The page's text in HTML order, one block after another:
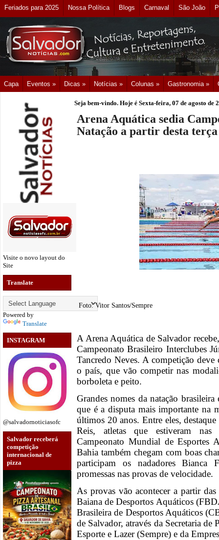
Feriados para 2025 Nossa Política Blogs Carnaval São João
Capa Eventos » Dicas » Notícias » Colunas » Gastronomia »
Visite o novo layout do
Site
Translate
Powered by
Translate
INSTAGRAM
@salvadornoticiasofc
Salvador receberá
competição
internacional de
pizza
Seja bem-vindo. Hoje é Sexta-feira, 07 de agosto de
Arena Aquática sedia
Natação a partir desta
Foto: Vitor Santos/Sempre
A Arena Aquática de Salvador
Campeonato Brasileiro Interclubes
Tancredo Neves. A competição
o país, que vão competir nas
borboleta e peito.
Grandes nomes da natação
que é a disputa mais importante na
últimos 20 anos. Entre eles,
Reis, atletas que estiveram nas
Campeonato Mundial de Esportes
Bahia também chegam com boas
participam os nadadores Bianca
promessas nas provas de velocidade.
As provas vão acontecer a partir
Baiana de Desportos Aquáticos
Brasileira de Desportos Aquáticos
de Salvador, através da Secretaria
Esporte e Lazer (Sempre) e da